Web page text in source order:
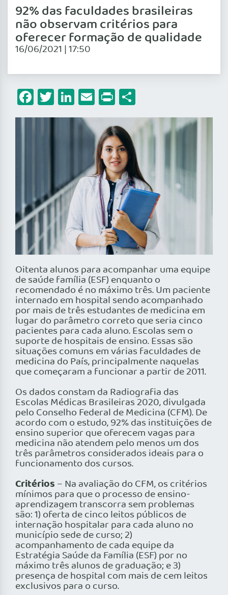
92% das faculdades brasileiras
não observam critérios para
oferecer formação de qualidade
16/06/2021 | 17:50
Facebook
Twitter
LinkedIn
Email
Print
Oitenta alunos para acompanhar uma equipe
de saúde família (ESF) enquanto o
recomendado é no máximo três. Um paciente
internado em hospital sendo acompanhado
por mais de três estudantes de medicina em
lugar do parâmetro correto que seria cinco
pacientes para cada aluno. Escolas sem o
suporte de hospitais de ensino. Essas são
situações comuns em várias faculdades de
medicina do País, principalmente naquelas
que começaram a funcionar a partir de 2011.
Os dados constam da Radiografia das
Escolas Médicas Brasileiras 2020, divulgada
pelo Conselho Federal de Medicina (CFM). De
acordo com o estudo, 92% das instituições de
ensino superior que oferecem vagas para
medicina não atendem pelo menos um dos
três parâmetros considerados ideais para o
funcionamento dos cursos.
Critérios – Na avaliação do CFM, os critérios
mínimos para que o processo de ensino-
aprendizagem transcorra sem problemas
são: 1) oferta de cinco leitos públicos de
internação hospitalar para cada aluno no
município sede de curso; 2)
acompanhamento de cada equipe da
Estratégia Saúde da Família (ESF) por no
máximo três alunos de graduação; e 3)
presença de hospital com mais de cem leitos
exclusivos para o curso.